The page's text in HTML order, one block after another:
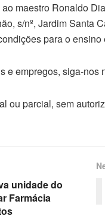
maestro Ronaldo
s/nº, Jardim Santa
para o
e empregos, siga-nos
ou parcial, sem
unidade do
Farmácia